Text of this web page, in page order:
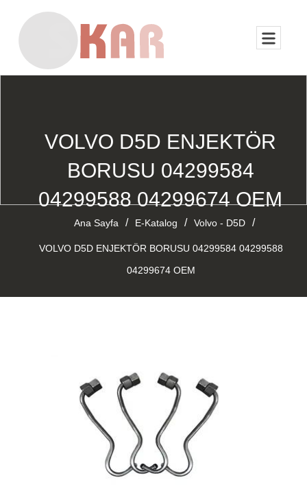
VOLVO D5D ENJEKTÖR
BORUSU 04299584
04299588 04299674 OEM
Ana Sayfa / E-Katalog / Volvo - D5D /
VOLVO D5D ENJEKTÖR BORUSU 04299584 04299588
04299674 OEM